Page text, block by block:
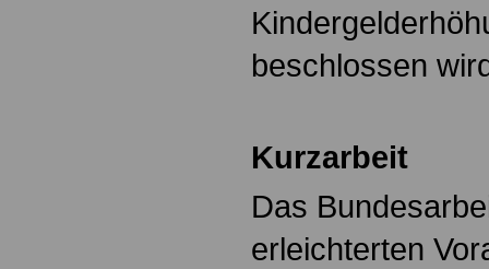
beschlossen
Kurzarbeit
Das
erleichterten